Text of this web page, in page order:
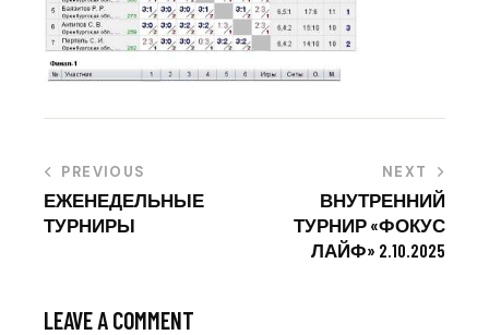
PREVIOUS
ЕЖЕНЕДЕЛЬНЫЕ
ТУРНИРЫ
NEXT
ВНУТРЕННИЙ
ТУРНИР «ФОКУС
ЛАЙФ» 2.10.2025
LEAVE A COMMENT